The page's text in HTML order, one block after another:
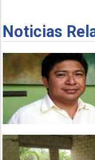
Noticias